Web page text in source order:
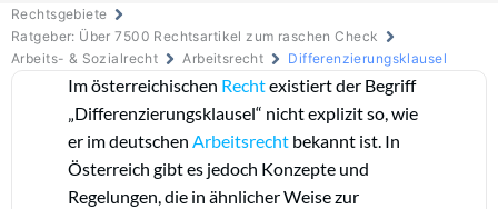
Rechtsgebiete
Ratgeber: Über 7500 Rechtsartikel zum raschen Check
Arbeits- & Sozialrecht
Arbeitsrecht Differenzierungsklausel
Im österreichischen Rechtexistiert der Begriff
„Differenzierungsklausel“ nicht explizit so, wie
er im deutschen Arbeitsrecht bekannt ist. In
Österreich gibt es jedoch Konzepte und
Regelungen, die in ähnlicher Weise zur